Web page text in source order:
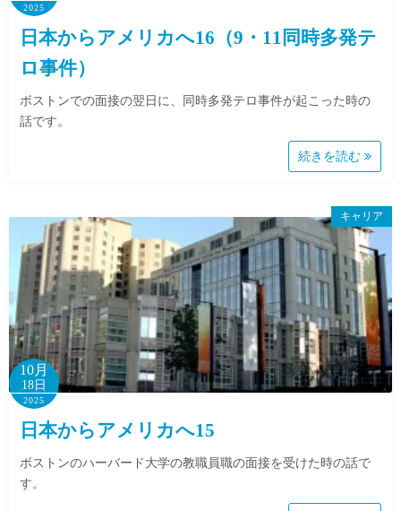
2025
日本からアメリカへ16（9・11同時多発テ
ロ事件）
ボストンでの面接の翌日に、同時多発テロ事件が起こった時の
話です。
続きを読む
キャリア
10月
18日
2025
日本からアメリカへ15
ボストンのハーバード大学の教職員職の面接を受けた時の話で
す。